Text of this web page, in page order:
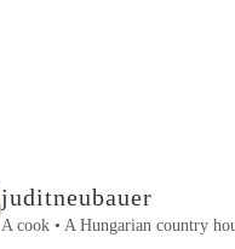
juditneubauer
A cook • A Hungarian country